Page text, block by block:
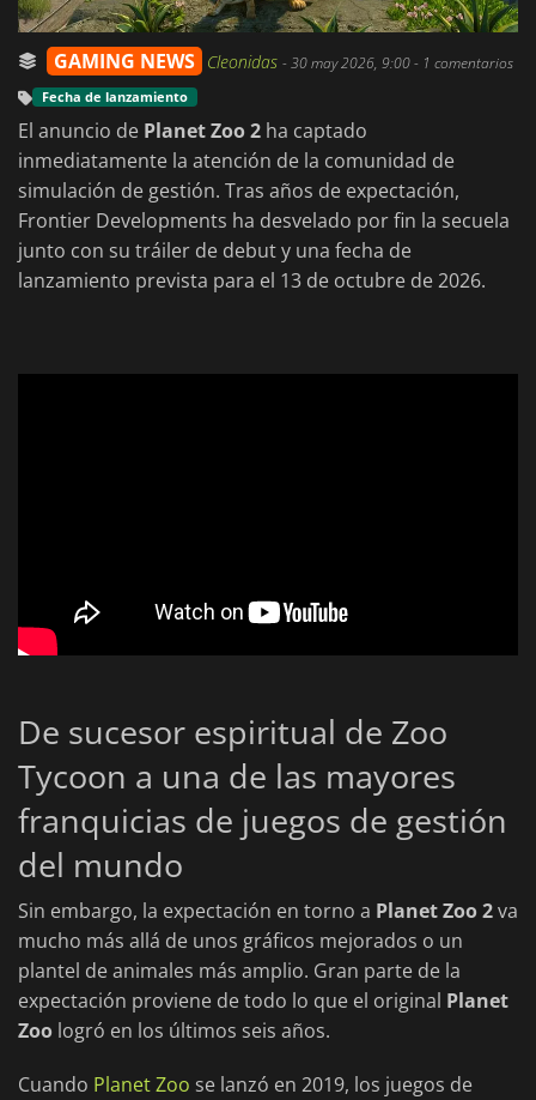
GAMING NEWS Cleonidas -30 may 2026, 9:00- 1 comentarios
Fecha de lanzamiento
El anuncio de Planet Zoo 2 ha captado
inmediatamente la atención de la comunidad de
simulación de gestión. Tras años de expectación,
Frontier Developments ha desvelado por fin la secuela
junto con su tráiler de debut y una fecha de
lanzamiento prevista para el 13 de octubre de 2026.
De sucesor espiritual de Zoo
Tycoon a una de las mayores
franquicias de juegos de gestión
del mundo
Sin embargo, la expectación en torno a Planet Zoo 2va
mucho más allá de unos gráficos mejorados o un
plantel de animales más amplio. Gran parte de la
expectación proviene de todo lo que el original Planet
Zoo logró en los últimos seis años.
Cuando Planet Zoo se lanzó en 2019, los juegos de